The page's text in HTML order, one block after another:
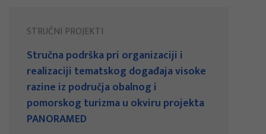
STRUČNI PROJEKTI
Stručna podrška pri organizaciji i
realizaciji tematskog događaja visoke
razine iz područja obalnog i
pomorskog turizma u okviru projekta
PANORAMED